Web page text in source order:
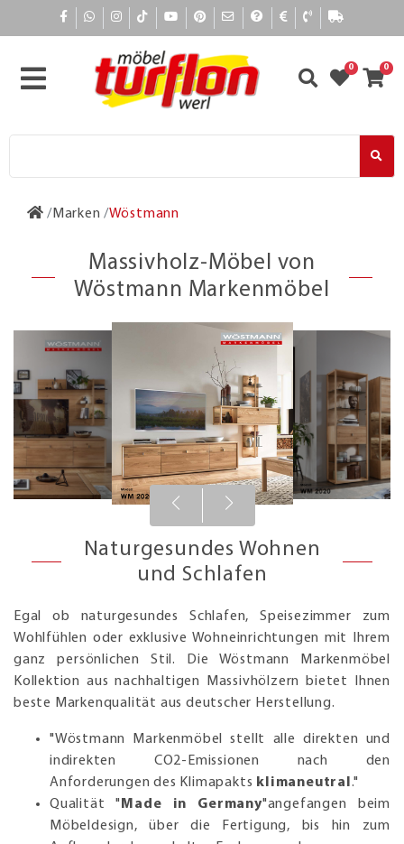
0 0
Marken Wöstmann
Massivholz-Möbel von
Wöstmann Markenmöbel
Naturgesundes Wohnen
und Schlafen
Egal ob naturgesundes Schlafen, Speisezimmer zum
Wohlfühlen oder exklusive Wohneinrichtungen mit Ihrem
ganz persönlichen Stil. Die Wöstmann Markenmöbel
Kollektion aus nachhaltigen Massivhölzern bietet Ihnen
beste Markenqualität aus deutscher Herstellung.
"Wöstmann Markenmöbel stellt alle direkten und
indirekten CO2-Emissionen nach den
Anforderungen des Klimapakts klimaneutral ."
Qualität " Made in Germany"angefangen beim
Möbeldesign, über die Fertigung, bis hin zum